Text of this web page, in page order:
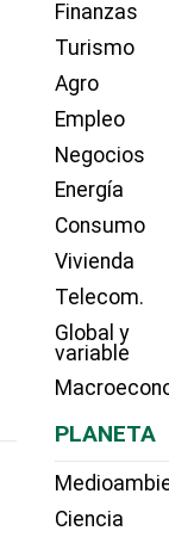
Finanzas
Turismo
Agro
Empleo
Negocios
Energía
Consumo
Vivienda
Telecom.
Global y
variable
PLANETA
Ciencia